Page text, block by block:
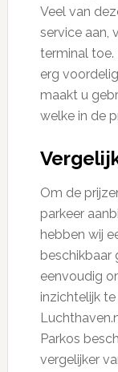
Veel van
service aan,
terminal toe.
erg
maakt u
welke in de
Om de
parkeer
hebben wij
beschikbaar
eenvoudig
inzichtelijk
Parkos
vergelijker